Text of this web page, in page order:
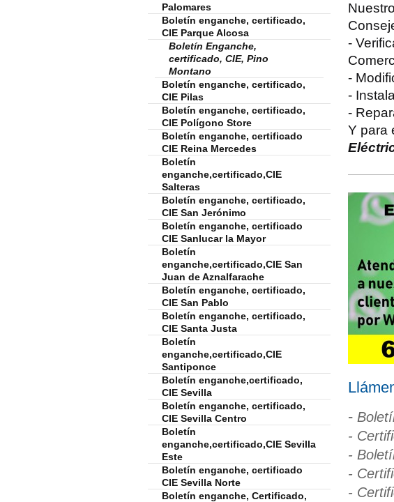
-
-
-
-
Y para
-
-
-
-
-
Palomares
Boletín enganche, certificado,
CIE Parque Alcosa
Boletín Enganche,
certificado, CIE, Pino
Montano
Boletín enganche, certificado,
CIE Pilas
Boletín enganche, certificado,
CIE Polígono Store
Boletín enganche, certificado
CIE Reina Mercedes
Boletín
enganche,certificado,CIE
Salteras
Boletín enganche, certificado,
CIE San Jerónimo
Boletín enganche, certificado
CIE Sanlucar la Mayor
Boletín
enganche,certificado,CIE San
Juan de Aznalfarache
Boletín enganche, certificado,
CIE San Pablo
Boletín enganche, certificado,
CIE Santa Justa
Boletín
enganche,certificado,CIE
Santiponce
Boletín enganche,certificado,
CIE Sevilla
Boletín enganche, certificado,
CIE Sevilla Centro
Boletín
enganche,certificado,CIE Sevilla
Este
Boletín enganche, certificado
CIE Sevilla Norte
Boletín enganche, Certificado,